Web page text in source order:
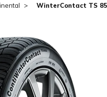
WinterContact TS